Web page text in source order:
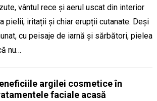
vântul rece și aerul uscat din interior
pielii, iritații și chiar erupții cutanate. Deși
cu peisaje de iarnă și sărbători, pielea
nu…
argilei cosmetice în
faciale acasă